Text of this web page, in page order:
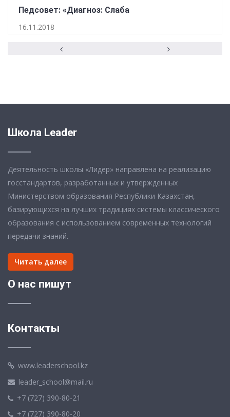
Педсовет: «Диагноз: Слаба
16.11.2018
Школа Leader
Деятельность школы «Лидер» направлена на реализацию
госстандартов, разработанных и утвержденных
Министерством образования Республики Казахстан,
базирующихся на лучших традициях системы классического
образования с использованием современных технологий
передачи знаний.
Читать далее
О нас пишут
Контакты
www.leaderschool.kz
leader_school@mail.ru
+7 (727) 390-80-21
+7 (727) 390-80-20